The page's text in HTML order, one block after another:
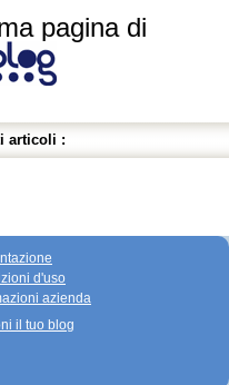
pagina di
articoli :
d'uso
azienda
il tuo blog